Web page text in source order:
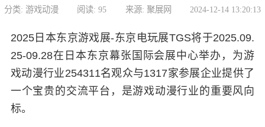
分类: 游戏动漫 阅读: 95 来源: 聚展网 2024-12-14 13:20:13
2025日本东京游戏展-东京电玩展TGS将于2025.09.
25-09.28在日本东京幕张国际会展中心举办，为游
戏动漫行业254311名观众与1317家参展企业提供了
一个宝贵的交流平台，是游戏动漫行业的重要风向
标。